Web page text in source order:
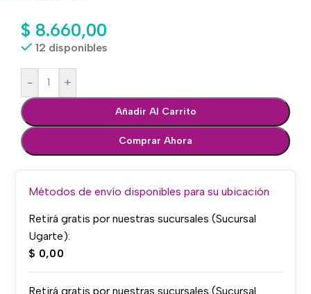
$ 8.660,00
12 disponibles
- +
Añadir Al Carrito
Comprar Ahora
Métodos de envío disponibles para su ubicación
Retirá gratis por nuestras sucursales (Sucursal
Ugarte):
$ 0,00
Retirá gratis por nuestras sucursales (Sucursal